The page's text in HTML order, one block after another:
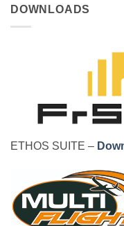
DOWNLOADS
ETHOS SUITE –